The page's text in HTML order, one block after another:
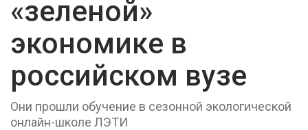
«зеленой»
экономике в
российском вузе
Они прошли обучение в сезонной экологической
онлайн-школе ЛЭТИ